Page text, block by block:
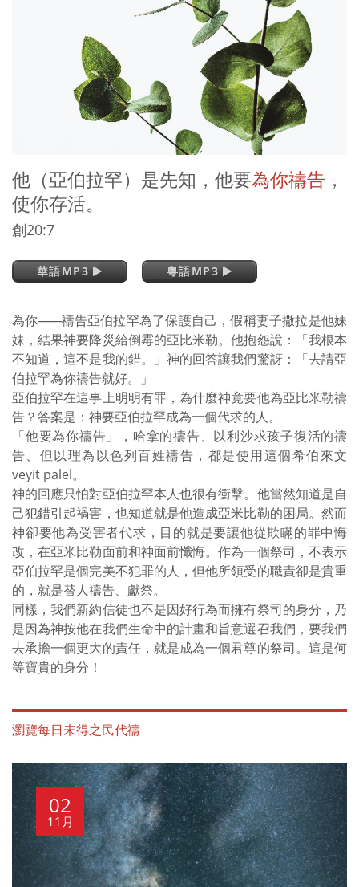
他（亞伯拉罕）是先知，他要為你禱告 ，
使你存活。
創20:7
華語MP3 粵語MP3
為你——禱告亞伯拉罕為了保護自己，假稱妻子撒拉是他妹
妹，結果神要降災給倒霉的亞比米勒。他抱怨說：「我根本
不知道，這不是我的錯。」神的回答讓我們驚訝：「去請亞
伯拉罕為你禱告就好。」
亞伯拉罕在這事上明明有罪，為什麼神竟要他為亞比米勒禱
告？答案是：神要亞伯拉罕成為一個代求的人。
「他要為你禱告」，哈拿的禱告、以利沙求孩子復活的禱
告、但以理為以色列百姓禱告，都是使用這個希伯來文
veyit palel。
神的回應只怕對亞伯拉罕本人也很有衝擊。他當然知道是自
己犯錯引起禍害，也知道就是他造成亞米比勒的困局。然而
神卻要他為受害者代求，目的就是要讓他從欺瞞的罪中悔
改，在亞米比勒面前和神面前懺悔。作為一個祭司，不表示
亞伯拉罕是個完美不犯罪的人，但他所領受的職責卻是貴重
的，就是替人禱告、獻祭。
同樣，我們新約信徒也不是因好行為而擁有祭司的身分，乃
是因為神按他在我們生命中的計畫和旨意選召我們，要我們
去承擔一個更大的責任，就是成為一個君尊的祭司。這是何
等寶貴的身分！
瀏覽每日未得之民代禱
02
11月